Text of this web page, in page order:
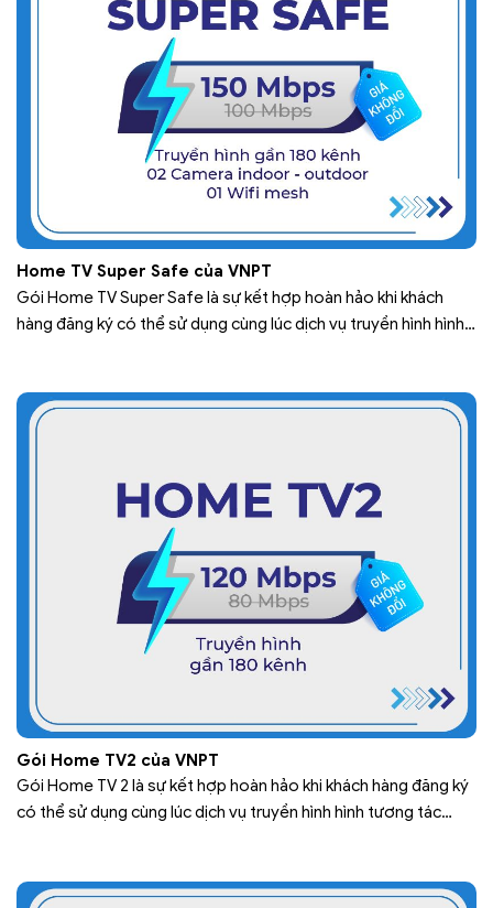
Home TV Super Safe của VNPT
Gói Home TV Super Safe là sự kết hợp hoàn hảo khi khách
hàng đăng ký có thể sử dụng cùng lúc dịch vụ truyền hình hình
hình đa…
Gói Home TV2 của VNPT
Gói Home TV 2 là sự kết hợp hoàn hảo khi khách hàng đăng ký
có thể sử dụng cùng lúc dịch vụ truyền hình hình tương tác
Tập đoàn…